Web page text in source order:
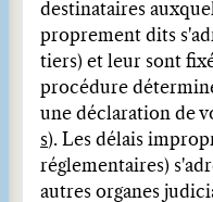
destinataires
proprement dits
tiers) et leur sont
procédure
une déclaration de
s). Les délais
réglementaires)
autres organes